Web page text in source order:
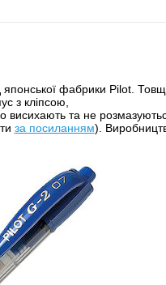
японської фабрики Pilot.
з кліпсою,
та не
за посиланням).